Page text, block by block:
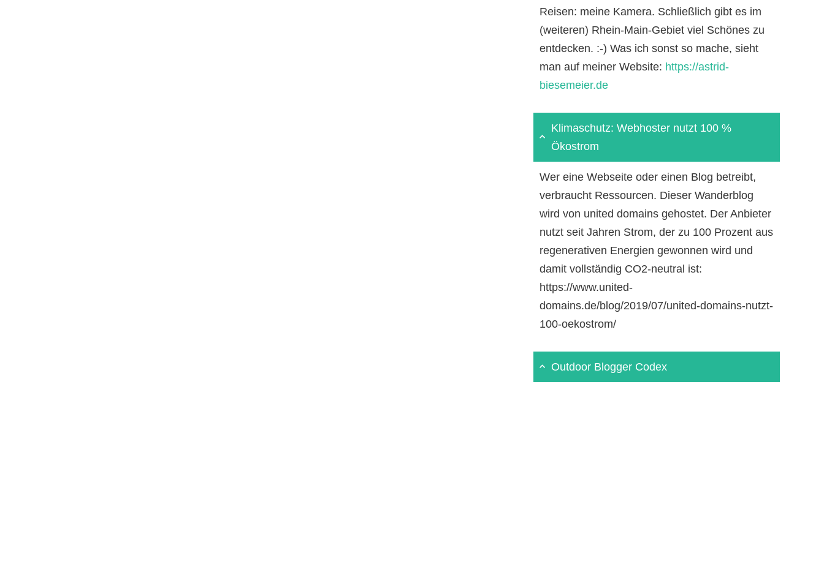
Reisen: meine Kamera. Schließlich gibt es im
(weiteren) Rhein-Main-Gebiet viel Schönes zu
entdecken. :-) Was ich sonst so mache, sieht
man auf meiner Website: https://astrid-
biesemeier.de
Klimaschutz: Webhoster nutzt 100 %
Ökostrom
Wer eine Webseite oder einen Blog betreibt,
verbraucht Ressourcen. Dieser Wanderblog
wird von united domains gehostet. Der Anbieter
nutzt seit Jahren Strom, der zu 100 Prozent aus
regenerativen Energien gewonnen wird und
damit vollständig CO2-neutral ist:
https://www.united-
domains.de/blog/2019/07/united-domains-nutzt-
100-oekostrom/
Outdoor Blogger Codex